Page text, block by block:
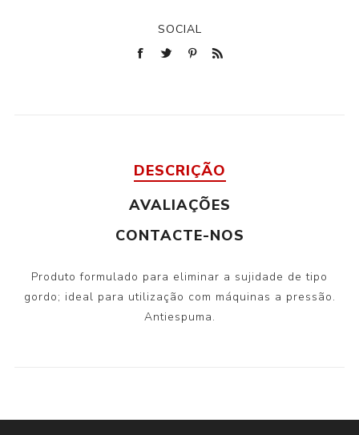
SOCIAL
DESCRIÇÃO
AVALIAÇÕES
CONTACTE-NOS
Produto formulado para eliminar a sujidade de tipo
gordo; ideal para utilização com máquinas a pressão.
Antiespuma.